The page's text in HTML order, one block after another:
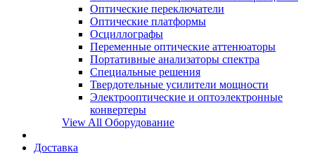
Оптические переключатели
Оптические платформы
Осциллографы
Переменные оптические аттенюаторы
Портативные анализаторы спектра
Специальные решения
Твердотельные усилители мощности
Электрооптические и оптоэлектронные
конвертеры
View All Оборудование
Доставка